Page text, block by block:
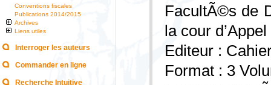
Conventions fiscales
Publications 2014/2015
Archives
Liens utiles
Interroger les auteurs
Commander en ligne
Recherche Intuitive
FacultÃ©s de
la cour
Editeur :
Format : 3